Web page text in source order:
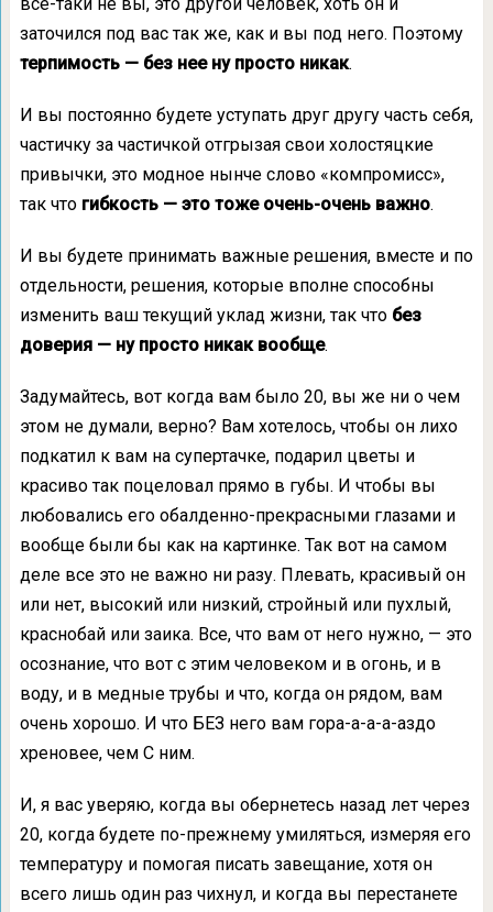
все-таки не вы, это другой человек, хоть он и
заточился под вас так же, как и вы под него. Поэтому
терпимость — без нее ну просто никак.
И вы постоянно будете уступать друг другу часть себя,
частичку за частичкой отгрызая свои холостяцкие
привычки, это модное нынче слово «компромисс»,
так что гибкость — это тоже очень-очень важно.
И вы будете принимать важные решения, вместе и по
отдельности, решения, которые вполне способны
изменить ваш текущий уклад жизни, так что без
доверия — ну просто никак вообще.
Задумайтесь, вот когда вам было 20, вы же ни о чем
этом не думали, верно? Вам хотелось, чтобы он лихо
подкатил к вам на супертачке, подарил цветы и
красиво так поцеловал прямо в губы. И чтобы вы
любовались его обалденно-прекрасными глазами и
вообще были бы как на картинке. Так вот на самом
деле все это не важно ни разу. Плевать, красивый он
или нет, высокий или низкий, стройный или пухлый,
краснобай или заика. Все, что вам от него нужно, — это
осознание, что вот с этим человеком и в огонь, и в
воду, и в медные трубы и что, когда он рядом, вам
очень хорошо. И что БЕЗ него вам гора-а-а-а-аздо
хреновее, чем С ним.
И, я вас уверяю, когда вы обернетесь назад лет через
20, когда будете по-прежнему умиляться, измеряя его
температуру и помогая писать завещание, хотя он
всего лишь один раз чихнул, и когда вы перестанете